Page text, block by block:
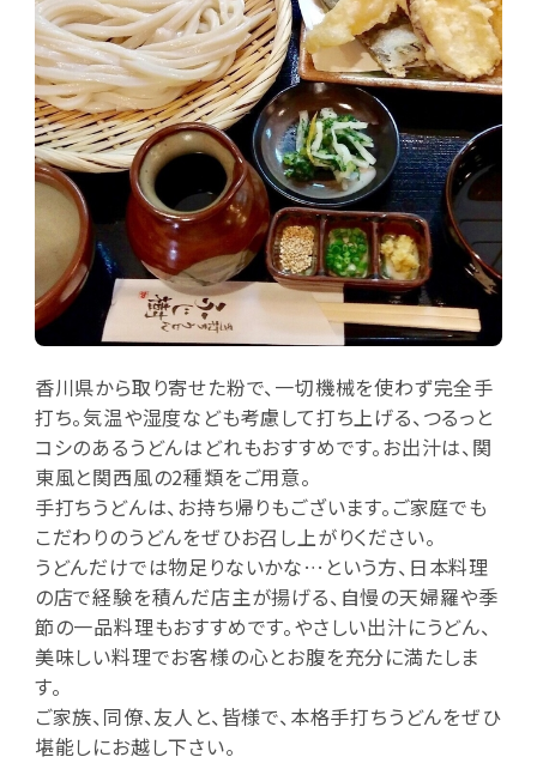
香川県から取り寄せた粉で、一切機械を使わず完全手
打ち。気温や湿度なども考慮して打ち上げる、つるっと
コシのあるうどんはどれもおすすめです。お出汁は、関
東風と関西風の2種類をご用意。
手打ちうどんは、お持ち帰りもございます。ご家庭でも
こだわりのうどんをぜひお召し上がりください。
うどんだけでは物足りないかな…という方、日本料理
の店で経験を積んだ店主が揚げる、自慢の天婦羅や季
節の一品料理もおすすめです。やさしい出汁にうどん、
美味しい料理でお客様の心とお腹を充分に満たしま
す。
ご家族、同僚、友人と、皆様で、本格手打ちうどんをぜひ
堪能しにお越し下さい。